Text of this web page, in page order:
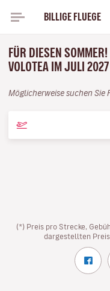
BILLIGE FLUEGE
FÜR DIESEN
VOLOTEA IM JULI
Möglicherweise suchen Sie
(*) Preis pro Strecke,
dargestellten